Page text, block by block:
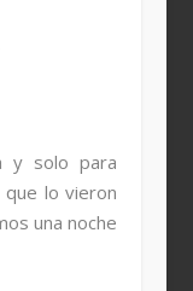
y solo para
lo vieron
una noche